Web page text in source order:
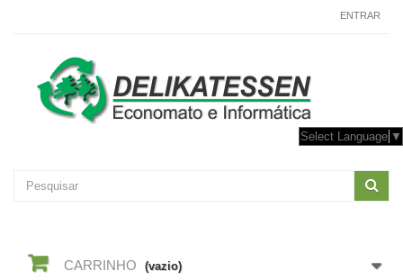
ENTRAR
Select Language ▼
CARRINHO (vazio)